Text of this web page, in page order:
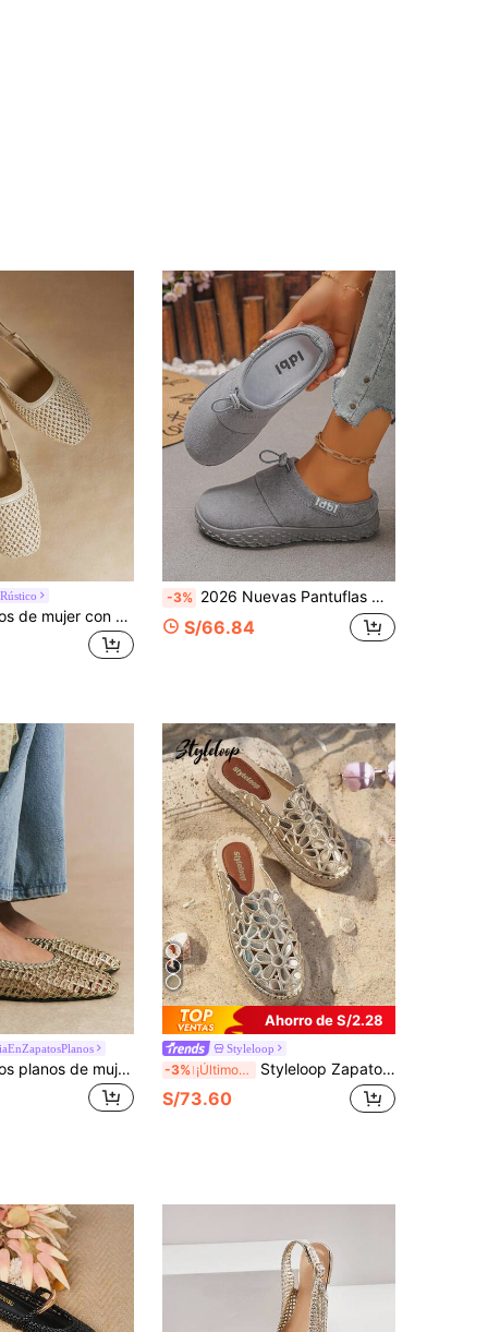
Rosivie Zapatos de mujer con punta cuadrada, suela plana, de material trenzado color albaricoque. Zapatos planos de mujer con estilo de vacaciones, estilo retro y bohemio, cómodos y de suela plana.
-3% 2026 Nuevas Pantuflas Mule de Mujer de Ante Gris con Cordón Ajustable, Espalda Descubierta, Punta Redonda, Deslizables, Suela Gruesa Antideslizante, Slides Casuales de Punta Cerrada
S/66.84
Rosivie Zapatos planos de mujer de unicolor minimalista, versátiles y cómodos para el día a día
Ahorro de S/2.28
Styleloop
-3% ¡Últimos 3 días Styleloop Zapatos planos sin cordones para mujer, adecuados para vacaciones, estilo BOHO, retro americano, bohemio, western, festivales de música, atuendos de fiesta
S/73.60